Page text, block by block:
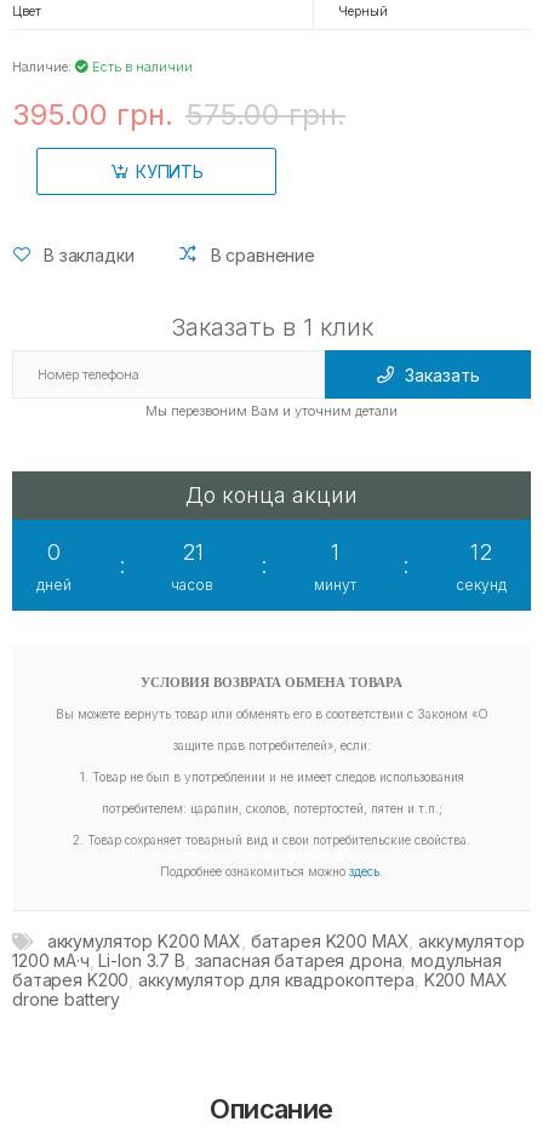
Цвет Черный
Наличие: Есть в наличии
395.00 грн. 575.00 грн.
КУПИТЬ
В закладки В сравнение
Заказать в 1 клик
Заказать
Мы перезвоним Вам и уточним детали
До конца акции
0
дней
:
21
часов
:
1
минут
:
11
секунд
УСЛОВИЯ ВОЗВРАТА ОБМЕНА ТОВАРА
Вы можете вернуть товар или обменять его в соответствии с Законом «О
защите прав потребителей», если:
1. Товар не был в употреблении и не имеет следов использования
потребителем: царапин, сколов, потертостей, пятен и т.п.;
2. Товар сохраняет товарный вид и свои потребительские свойства.
Подробнее ознакомиться можно здесь
аккумулятор K200 MAX батарея K200 MAX ,аккумулятор
1200 мА·ч ,Li-Ion 3.7 В запасная батарея дрона ,модульная
батарея K200 ,аккумулятор для квадрокоптера K200 MAX
drone battery
Описание